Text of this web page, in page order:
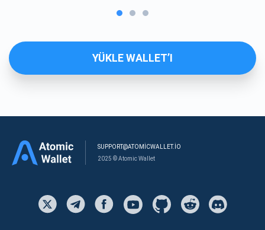
YÜKLE WALLET’I
SUPPORT@ATOMICWALLET.IO
2025 © Atomic Wallet